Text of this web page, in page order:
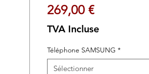
269,00 €Prix
TVA Incluse
Téléphone SAMSUNG *
Sélectionner